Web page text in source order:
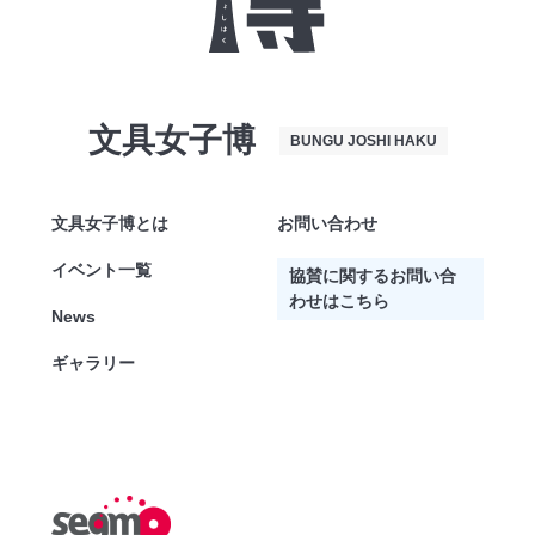
文具女子博 BUNGU JOSHI HAKU
文具女子博とは
イベント一覧
News
ギャラリー
お問い合わせ
協賛に関するお問い合
わせはこちら